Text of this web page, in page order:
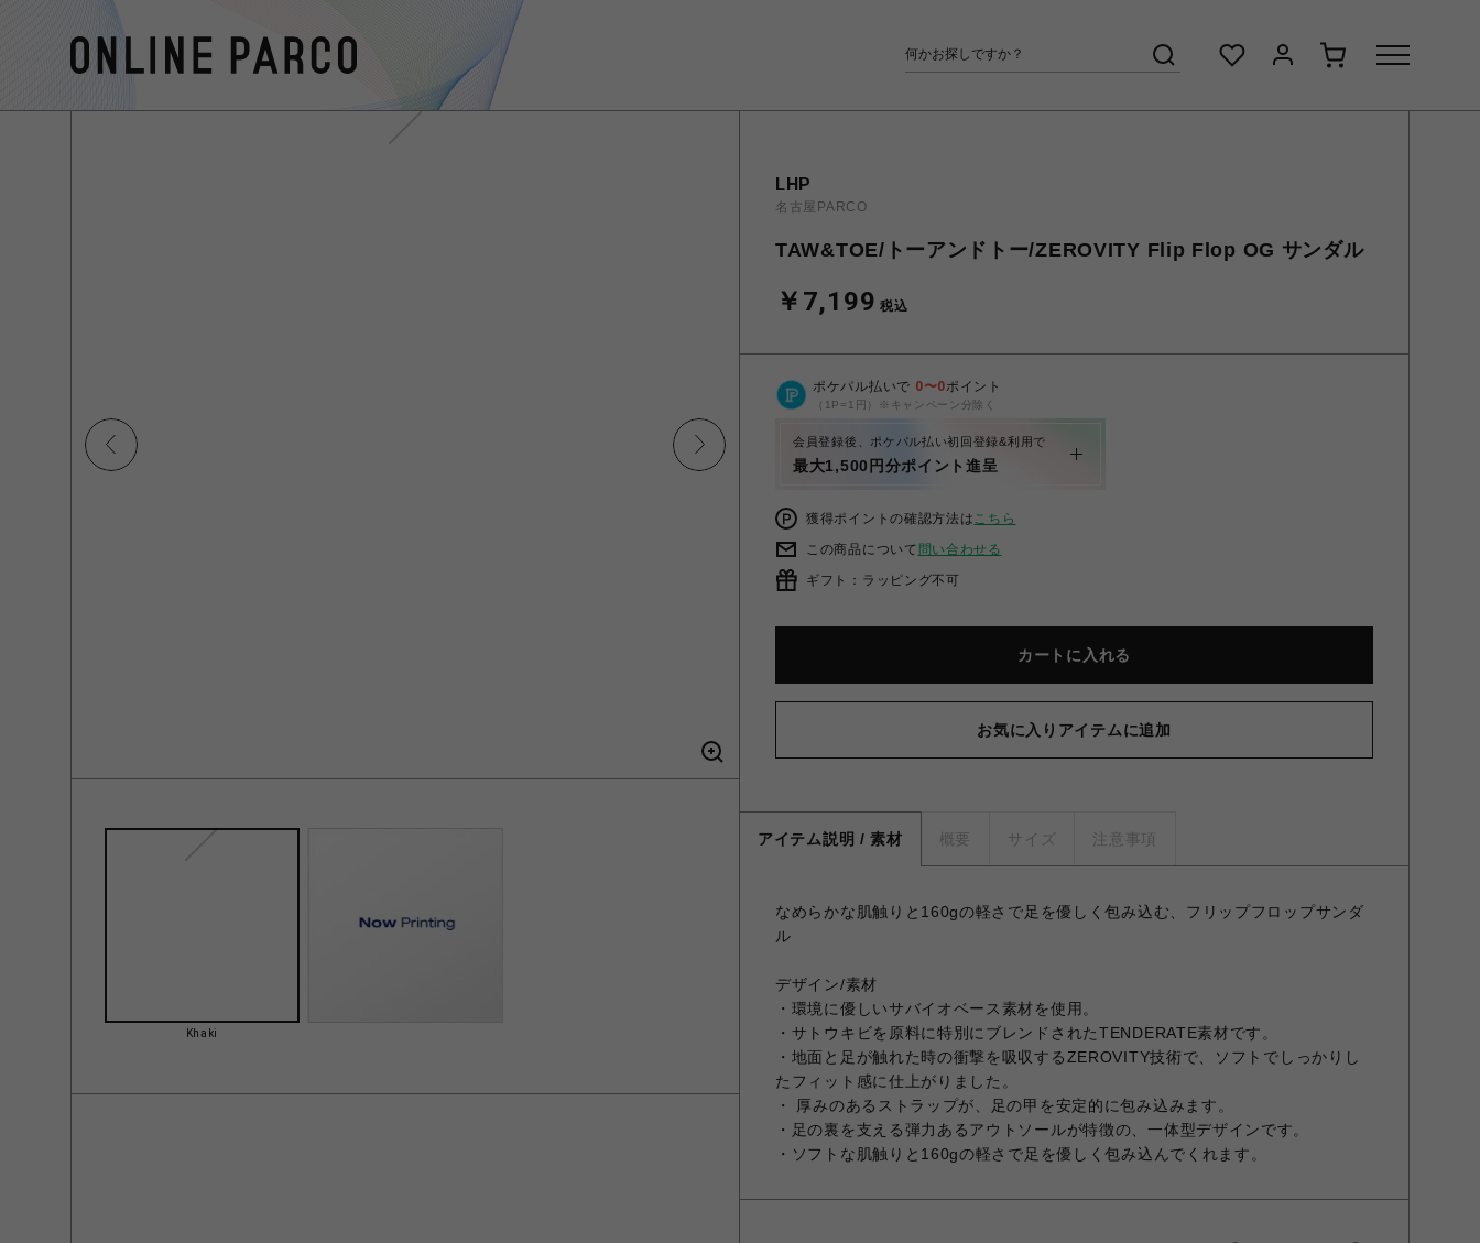
Khaki
LHP
名古屋PARCO
TAW&TOE/トーアンドトー/ZEROVITY Flip Flop OG サンダル
￥7,199 税込
ポケパル払いで 0〜0ポイント
（1P=1円）※キャンペーン分除く
会員登録後、ポケパル払い初回登録&利用で
最大1,500円分ポイント進呈
獲得ポイントの確認方法はこちら
この商品について 問い合わせる
ギフト：ラッピング不可
カートに入れる
お気に入りアイテムに追加
アイテム説明 / 素材 概要 サイズ 注意事項
なめらかな肌触りと160gの軽さで足を優しく包み込む、フリップフロップサンダ
ル
デザイン/素材
・環境に優しいサバイオベース素材を使用。
・サトウキビを原料に特別にブレンドされたTENDERATE素材です。
・地面と足が触れた時の衝撃を吸収するZEROVITY技術で、ソフトでしっかりし
たフィット感に仕上がりました。
・ 厚みのあるストラップが、足の甲を安定的に包み込みます。
・足の裏を支える弾力あるアウトソールが特徴の、一体型デザインです。
・ソフトな肌触りと160gの軽さで足を優しく包み込んでくれます。